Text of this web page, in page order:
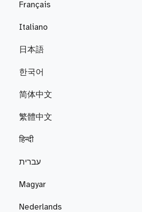
Français
Italiano
日本語
한국어
简体中文
繁體中文
हिन्दी
עברית
Magyar
Nederlands